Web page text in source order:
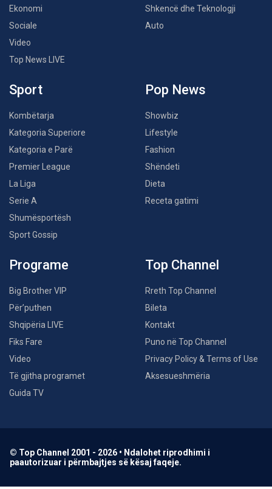
Ekonomi
Sociale
Video
Top News LIVE
Shkencë dhe Teknologji
Auto
Sport
Kombëtarja
Kategoria Superiore
Kategoria e Parë
Premier League
La Liga
Serie A
Shumësportësh
Sport Gossip
Pop News
Showbiz
Lifestyle
Fashion
Shëndeti
Dieta
Receta gatimi
Programe
Big Brother VIP
Për’puthen
Shqipëria LIVE
Fiks Fare
Video
Të gjitha programet
Guida TV
Top Channel
Rreth Top Channel
Bileta
Kontakt
Puno në Top Channel
Privacy Policy & Terms of Use
Aksesueshmëria
© Top Channel 2001 - 2026 • Ndalohet riprodhimi i
paautorizuar i përmbajtjes së kësaj faqeje.